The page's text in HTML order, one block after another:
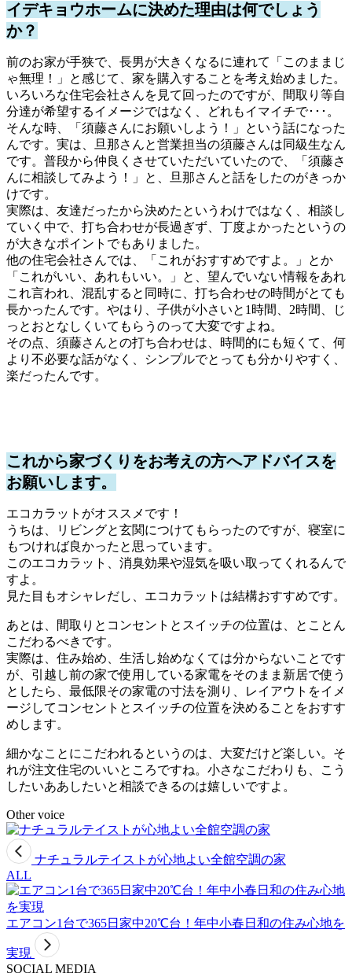
イデキョウホームに決めた理由は何でしょう
か？
前のお家が手狭で、長男が大きくなるに連れて「このままじ
ゃ無理！」と感じて、家を購入することを考え始めました。
いろいろな住宅会社さんを見て回ったのですが、間取り等自
分達が希望するイメージではなく、どれもイマイチで･･･。
そんな時、「須藤さんにお願いしよう！」という話になった
んです。実は、旦那さんと営業担当の須藤さんは同級生なん
です。普段から仲良くさせていただいていたので、「須藤さ
んに相談してみよう！」と、旦那さんと話をしたのがきっか
けです。
実際は、友達だったから決めたというわけではなく、相談し
ていく中で、打ち合わせが長過ぎず、丁度よかったというの
が大きなポイントでもありました。
他の住宅会社さんでは、「これがおすすめですよ。」とか
「これがいい、あれもいい。」と、望んでいない情報をあれ
これ言われ、混乱すると同時に、打ち合わせの時間がとても
長かったんです。やはり、子供が小さいと1時間、2時間、じ
っとおとなしくいてもらうのって大変ですよね。
その点、須藤さんとの打ち合わせは、時間的にも短くて、何
より不必要な話がなく、シンプルでとっても分かりやすく、
楽だったんです。
これから家づくりをお考えの方へアドバイスを
お願いします。
エコカラットがオススメです！
うちは、リビングと玄関につけてもらったのですが、寝室に
もつければ良かったと思っています。
このエコカラット、消臭効果や湿気を吸い取ってくれるんで
すよ。
見た目もオシャレだし、エコカラットは結構おすすめです。
あとは、間取りとコンセントとスイッチの位置は、とことん
こだわるべきです。
実際は、住み始め、生活し始めなくては分からないことです
が、引越し前の家で使用している家電をそのまま新居で使う
としたら、最低限その家電の寸法を測り、レイアウトをイメ
ージしてコンセントとスイッチの位置を決めることをおすす
めします。
細かなことにこだわれるというのは、大変だけど楽しい。そ
れが注文住宅のいいところですね。小さなこだわりも、こう
したいああしたいと相談できるのは嬉しいですよ。
Other voice
ナチュラルテイストが心地よい全館空調の家
ALL
エアコン1台で365日家中20℃台！年中小春日和の住み心地を
実現
SOCIAL MEDIA